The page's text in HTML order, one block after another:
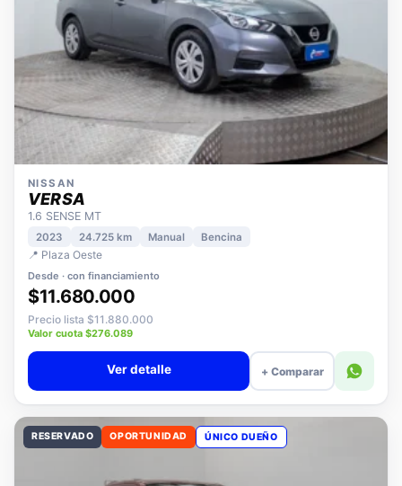
NISSAN
VERSA
1.6 SENSE MT
2023 24.725 km
📍 Plaza Oeste
Desde · con financiamiento
$11.680.000
Precio lista $11.880.000
Valor cuota $276.089
+ Comparar
RESERVADO OPORTUNIDAD